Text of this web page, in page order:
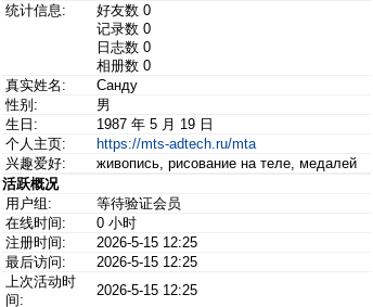
统计信息:
好友数 0
记录数 0
日志数 0
相册数 0
真实姓名:
Санду
性别:
男
生日:
1987 年 5 月 19 日
个人主页:
https://mts-adtech.ru/mta
兴趣爱好:
живопись, рисование на теле, медалей
活跃概况
用户组:
等待验证会员
在线时间:
0 小时
注册时间:
2026-5-15 12:25
最后访问:
2026-5-15 12:25
上次活动时
间:
2026-5-15 12:25